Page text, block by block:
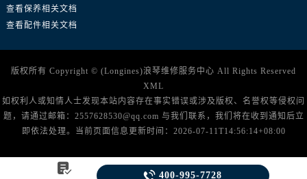
广东省汕尾市城区香洲街道园林社区翠园街浪琴售后服务中心（需提前预约）
广东省韶关市武江区芙蓉新区与老城中心交汇处浪琴售后服务中心（需提前预约）
广东省阳江市江城区东风一路浪琴售后服务中心（需提前预约）
广东省云浮市云城区金山路浪琴售后服务中心（需提前预约）
查看保养相关文档
查看配件相关文档
版权所有 Copyright © (Longines)浪琴维修服务中心 All Rights Reserved
XML
如权利人或知情人士发现本站内容存在事实错误或涉及版权、名誉权等侵权问
题，请通过邮箱：2557628530@qq.com 与我们联系，我们将在收到通知后立
即依法处理。当前页面信息更新时间：2026-07-11T14:56:14+08:00
  400-995-7728